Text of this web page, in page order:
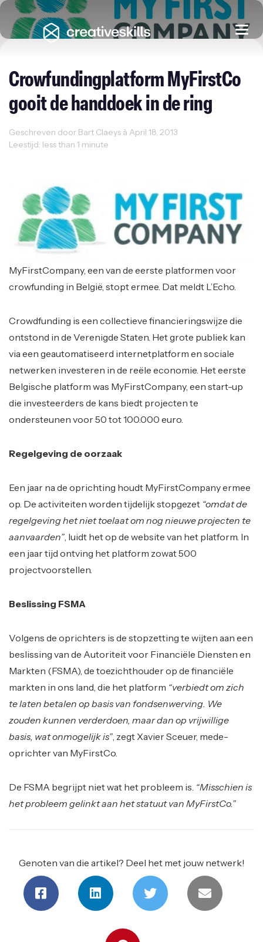
Crowfundingplatform MyFirstCo
gooit de handdoek in de ring
Geschreven door Bart Claeys à April 18, 2013
Leestijd: less than 1 minute
MyFirstCompany, een van de eerste platformen voor
crowfunding in België, stopt ermee. Dat meldt L’Echo.
Crowdfunding is een collectieve financieringswijze die
ontstond in de Verenigde Staten. Het grote publiek kan
via een geautomatiseerd internetplatform en sociale
netwerken investeren in de reële economie. Het eerste
Belgische platform was MyFirstCompany, een start-up
die investeerders de kans biedt projecten te
ondersteunen voor 50 tot 100.000 euro.
Regelgeving de oorzaak
Een jaar na de oprichting houdt MyFirstCompany ermee
op. De activiteiten worden tijdelijk stopgezet “omdat de
regelgeving het niet toelaat om nog nieuwe projecten te
aanvaarden” , luidt het op de website van het platform. In
een jaar tijd ontving het platform zowat 500
projectvoorstellen.
Beslissing FSMA
Volgens de oprichters is de stopzetting te wijten aan een
beslissing van de Autoriteit voor Financiële Diensten en
Markten (FSMA), de toezichthouder op de financiële
markten in ons land, die het platform “verbiedt om zich
te laten betalen op basis van fondsenwerving. We
zouden kunnen verderdoen, maar dan op vrijwillige
basis, wat onmogelijk is” , zegt Xavier Sceuer, mede-
oprichter van MyFirstCo.
De FSMA begrijpt niet wat het probleem is. “Misschien is
het probleem gelinkt aan het statuut van MyFirstCo.”
Genoten van die artikel? Deel het met jouw netwerk!